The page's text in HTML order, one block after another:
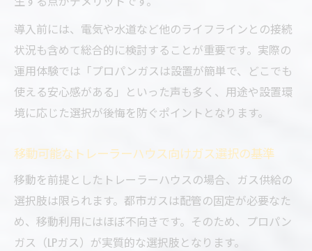
導入前には、電気や水道など他のライフラインとの接続
状況も含めて総合的に検討することが重要です。実際の
運用体験では「プロパンガスは設置が簡単で、どこでも
使える安心感がある」といった声も多く、用途や設置環
境に応じた選択が後悔を防ぐポイントとなります。
移動可能なトレーラーハウス向けガス選択の基準
移動を前提としたトレーラーハウスの場合、ガス供給の
選択肢は限られます。都市ガスは配管の固定が必要なた
め、移動利用にはほぼ不向きです。そのため、プロパン
ガス（LPガス）が実質的な選択肢となります。